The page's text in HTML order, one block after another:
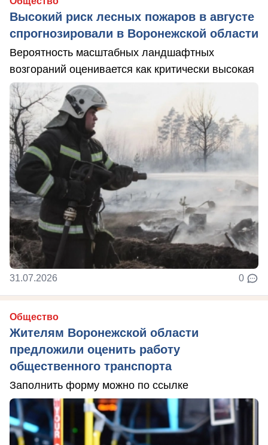
Высокий риск лесных пожаров в августе
спрогнозировали в Воронежской области
Вероятность масштабных ландшафтных
возгораний оценивается как критически высокая
31.07.2026 0
Общество
Жителям Воронежской области
предложили оценить работу
общественного транспорта
Заполнить форму можно по ссылке